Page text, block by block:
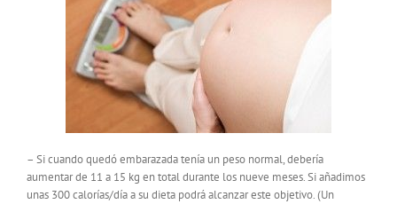
– Si cuando quedó embarazada tenía un peso normal, debería
aumentar de 11 a 15 kg en total durante los nueve meses. Si añadimos
unas 300 calorías/día a su dieta podrá alcanzar este objetivo. (Un